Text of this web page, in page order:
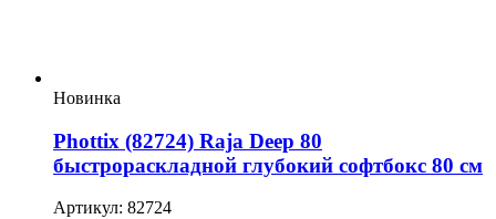
Новинка
Phottix (82724) Raja Deep 80
быстрораскладной глубокий софтбокс 80 см
Артикул: 82724